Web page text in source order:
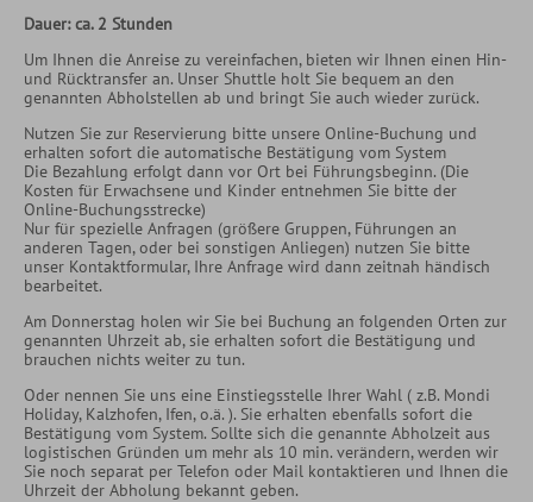
Dauer: ca. 2 Stunden
Um Ihnen die Anreise zu vereinfachen, bieten wir Ihnen einen Hin-
und Rücktransfer an. Unser Shuttle holt Sie bequem an den
genannten Abholstellen ab und bringt Sie auch wieder zurück.
Nutzen Sie zur Reservierung bitte unsere Online-Buchung und
erhalten sofort die automatische Bestätigung vom System
Die Bezahlung erfolgt dann vor Ort bei Führungsbeginn. (Die
Kosten für Erwachsene und Kinder entnehmen Sie bitte der
Online-Buchungsstrecke)
Nur für spezielle Anfragen (größere Gruppen, Führungen an
anderen Tagen, oder bei sonstigen Anliegen) nutzen Sie bitte
unser Kontaktformular, Ihre Anfrage wird dann zeitnah händisch
bearbeitet.
Am Donnerstag holen wir Sie bei Buchung an folgenden Orten zur
genannten Uhrzeit ab, sie erhalten sofort die Bestätigung und
brauchen nichts weiter zu tun.
Oder nennen Sie uns eine Einstiegsstelle Ihrer Wahl ( z.B. Mondi
Holiday, Kalzhofen, Ifen, o.ä. ). Sie erhalten ebenfalls sofort die
Bestätigung vom System. Sollte sich die genannte Abholzeit aus
logistischen Gründen um mehr als 10 min. verändern, werden wir
Sie noch separat per Telefon oder Mail kontaktieren und Ihnen die
Uhrzeit der Abholung bekannt geben.